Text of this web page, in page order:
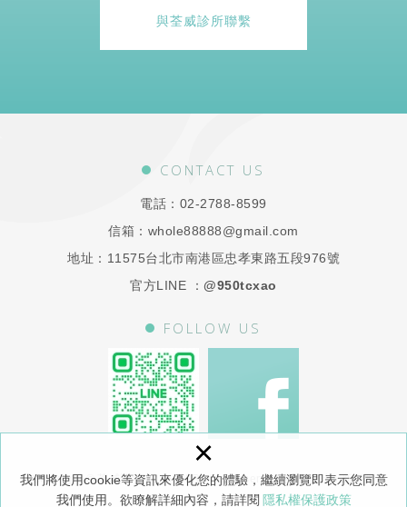
我們將使用cookie等資訊來優化您的體驗，繼續瀏覽即表示您同意
我們使用。欲瞭解詳細內容，請詳閱 隱私權保護政策
×
與荃威診所聯繫
CONTACT US
電話： 02-2788-8599
信箱： whole88888@gmail.com
地址： 11575台北市南港區忠孝東路五段976號
官方LINE ：@950tcxao
FOLLOW US
Copyright © 荃威診所 2026 All Rights Reserved. 網頁設計：新視野